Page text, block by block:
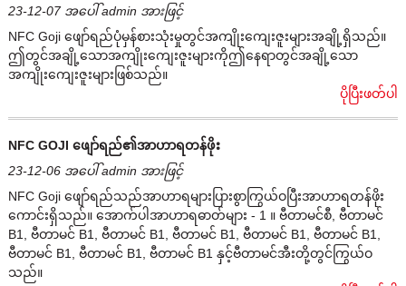
23-12-07 အပေါ် admin အားဖြင့်
NFC Goji ဖျော်ရည်ပုံမှန်စားသုံးမှုတွင်အကျိုးကျေးဇူးများအချို့ရှိသည်။
ဤတွင်အချို့သောအကျိုးကျေးဇူးများကိုဤနေရာတွင်အချို့သော
အကျိုးကျေးဇူးများဖြစ်သည်။
ပိုပြီးဖတ်ပါ
NFC GOJI ဖျော်ရည်၏အာဟာရတန်ဖိုး
23-12-06 အပေါ် admin အားဖြင့်
NFC Goji ဖျော်ရည်သည်အာဟာရများပြားစွာကြွယ်ဝပြီးအာဟာရတန်ဖိုး
ကောင်းရှိသည်။ အောက်ပါအာဟာရဓာတ်များ - 1 ။ ဗီတာမင်စီ, ဗီတာမင်
B1, ဗီတာမင် B1, ဗီတာမင် B1, ဗီတာမင် B1, ဗီတာမင် B1, ဗီတာမင် B1,
ဗီတာမင် B1, ဗီတာမင် B1, ဗီတာမင် B1 နှင့်ဗီတာမင်အီးတို့တွင်ကြွယ်ဝ
သည်။